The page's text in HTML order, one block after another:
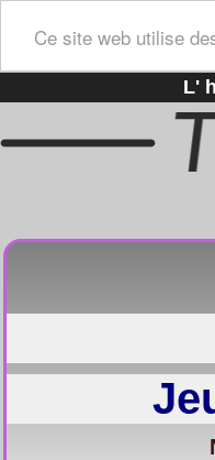
Ce site web utilise
L'